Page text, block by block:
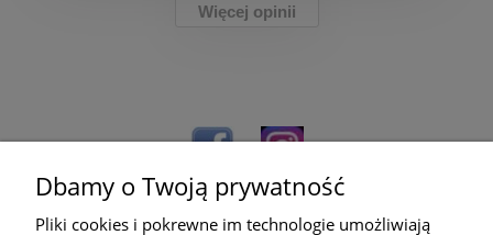
Więcej opinii
Dbamy o Twoją prywatność
Pliki cookies i pokrewne im technologie umożliwiają